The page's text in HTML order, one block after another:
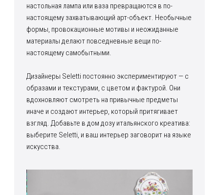
настольная лампа или ваза превращаются в по-
настоящему захватывающий арт-объект. Необычные
формы, провокационные мотивы и неожиданные
материалы делают повседневные вещи по-
настоящему самобытными.
Дизайнеры Seletti постоянно экспериментируют — с
образами и текстурами, с цветом и фактурой. Они
вдохновляют смотреть на привычные предметы
иначе и создают интерьер, который притягивает
взгляд. Добавьте в дом дозу итальянского креатива:
выберите Seletti, и ваш интерьер заговорит на языке
искусства.